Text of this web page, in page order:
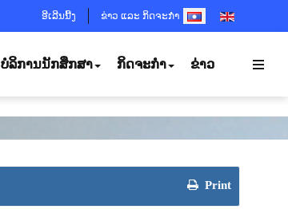
ອີເລີນນີ້ງ ຂ່າວ ແລະ ກິດຈະກຳSELECT YOUR
ບໍລິການນັກສຶກສາ ກິດຈະກຳ ຂ່າວ
Print